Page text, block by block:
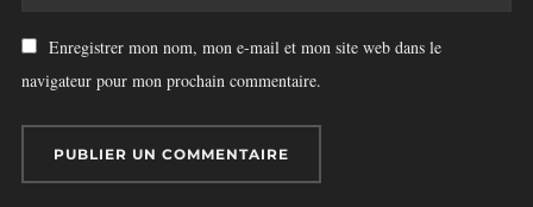
Enregistrer mon nom, mon e-mail et mon site web dans le
navigateur pour mon prochain commentaire.